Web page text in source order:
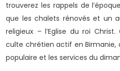
trouverez les rappels de
que les chalets rénovés et un
religieux – l’Eglise du roi
culte chrétien actif en Birmanie,
populaire et les services du